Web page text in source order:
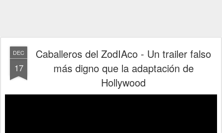
DEC
17
Caballeros del ZodIAco - Un trailer falso
más digno que la adaptación de
Hollywood